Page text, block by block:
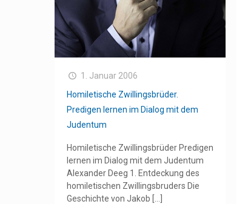
1. Januar 2006
Homiletische Zwillingsbrüder.
Predigen lernen im Dialog mit dem
Judentum
Homiletische Zwillingsbrüder Predigen
lernen im Dialog mit dem Judentum
Alexander Deeg 1. Entdeckung des
homiletischen Zwillingsbruders Die
Geschichte von Jakob […]